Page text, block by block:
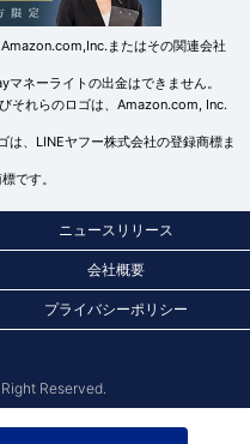
またはその関連会社
ネーライトの出金はできません。
それらのロゴは、Amazon.com, Inc.
、LINEヤフー株式会社の登録商標ま
です。
ニュースリリース
会社概要
プライバシーポリシー
Reserved.